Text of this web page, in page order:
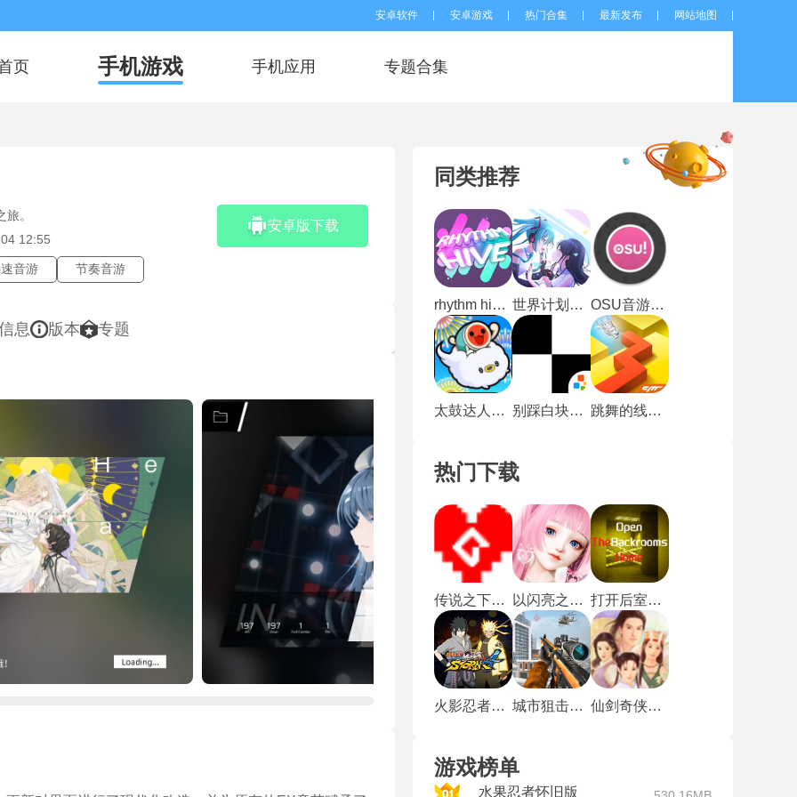
安卓软件 安卓游戏 热门合集 最新发布 网站地图
页 手机游戏 手机应用 专题合集
。
12:55
音游 节奏音游
安卓版下载
息 版本 专题
同类推荐
rhythm hive最新版 世界计划缤纷舞台日服 OSU音游手机版
太鼓达人最新版 别踩白块儿4 跳舞的线社区版
热门下载
传说之下沃玛战 以闪亮之名新马服 打开后室归宿
火影忍者究极风暴4手机版 城市狙击行动 仙剑奇侠传1重制版
游戏榜单
水果忍者怀旧版